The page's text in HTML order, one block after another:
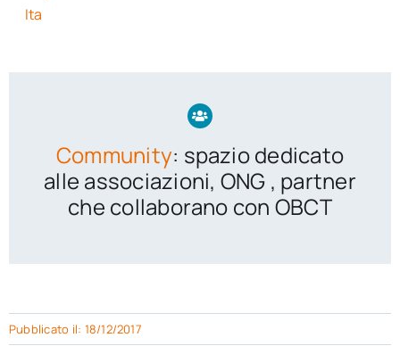
Ricerca e divulgazione
Chi siamo
Cerca
Ita
Ita
Community: spazio dedicato
alle associazioni, ONG , partner
che collaborano con OBCT
Pubblicato il: 18/12/2017